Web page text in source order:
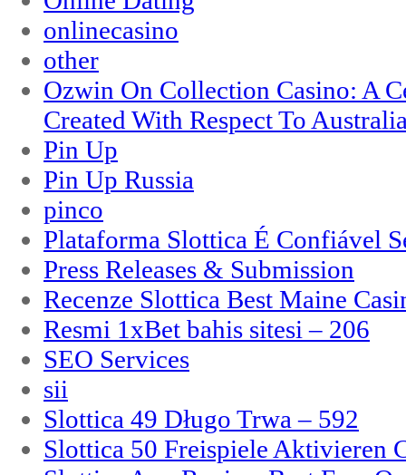
onlinecasino
other
Ozwin On Collection Casino: A
Created With Respect To
Pin Up
Pin Up Russia
pinco
Plataforma Slottica É Confiável
Press Releases & Submission
Recenze Slottica Best Maine
Resmi 1xBet bahis sitesi – 206
SEO Services
sii
Slottica 49 Długo Trwa – 592
Slottica 50 Freispiele Aktivieren